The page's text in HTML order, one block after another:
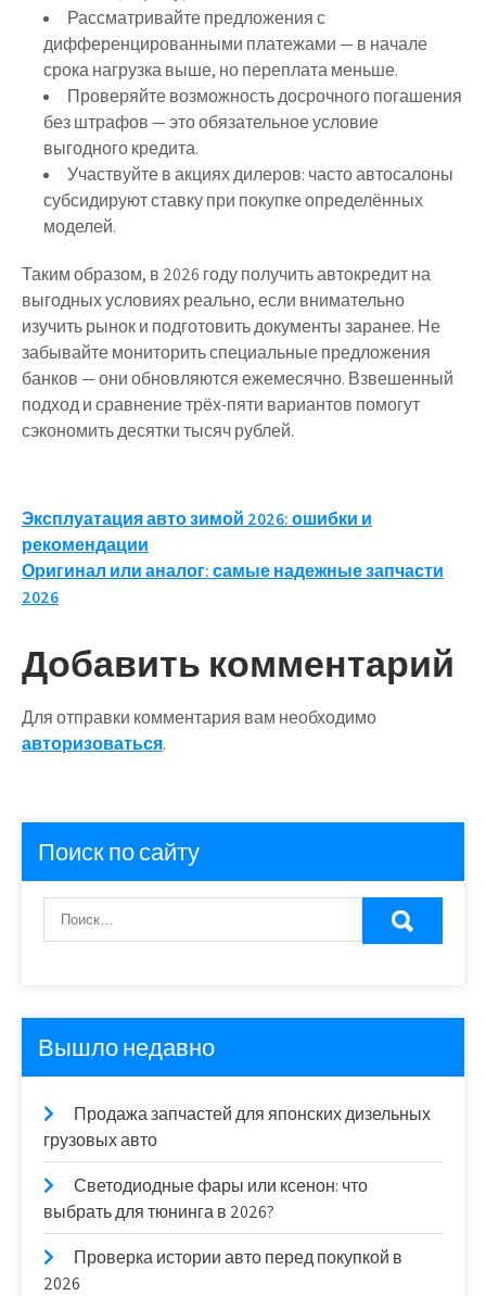
Рассматривайте предложения с
дифференцированными платежами— в начале
срока нагрузка выше, но переплата меньше.
Проверяйте возможностьдосрочного погашения
без штрафов — это обязательное условие
выгодного кредита.
Участвуйте вакциях дилеров: часто автосалоны
субсидируют ставку при покупке определённых
моделей.
Таким образом, в 2026 году получить автокредит на
выгодных условиях реально, если внимательно
изучить рынок и подготовить документы заранее. Не
забывайте мониторить специальные предложения
банков — они обновляются ежемесячно. Взвешенный
подход и сравнение трёх-пяти вариантов помогут
сэкономить десятки тысяч рублей.
Навигация
по
записям
Эксплуатация авто зимой 2026: ошибки и
рекомендации
Оригинал или аналог: самые надежные запчасти
2026
Добавить комментарий
Для отправки комментария вам необходимо
авторизоваться.
Поиск по сайту
Вышло недавно
Продажа запчастей для японских дизельных
грузовых авто
Светодиодные фары или ксенон: что
выбрать для тюнинга в 2026?
Проверка истории авто перед покупкой в
2026